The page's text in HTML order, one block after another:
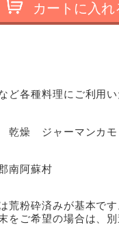
カートに入れ
ど各種料理にご利用い
乾燥 ジャーマンカモ
南阿蘇村
荒粉砕済みが基本です
をご希望の場合は、